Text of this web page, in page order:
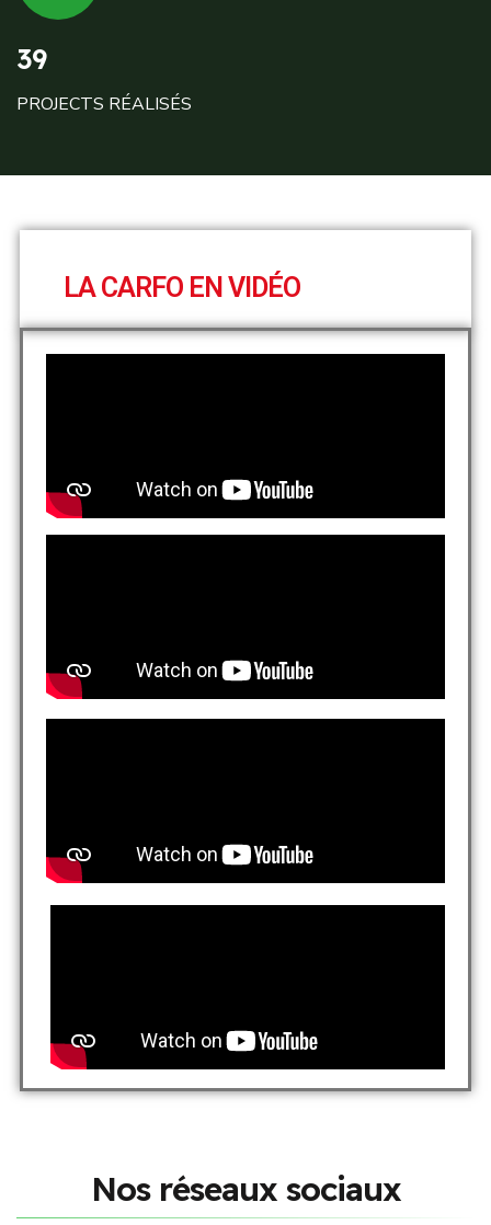
39
PROJECTS RÉALISÉS
LA CARFO EN VIDÉO
Nos réseaux sociaux